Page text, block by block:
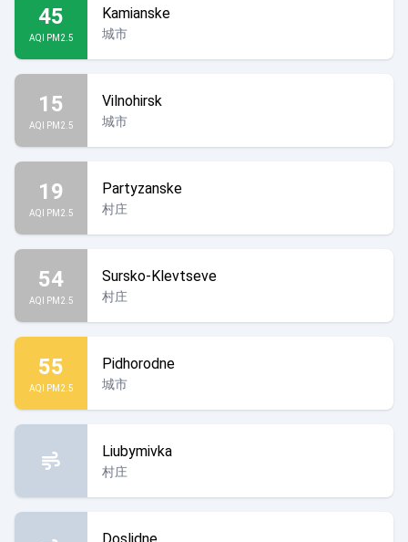
45
AQI PM2.5
Kamianske
城市
15
AQI PM2.5
Vilnohirsk
城市
19
AQI PM2.5
Partyzanske
村庄
54
AQI PM2.5
Sursko-Klevtseve
村庄
55
AQI PM2.5
Pidhorodne
城市
Liubymivka
村庄